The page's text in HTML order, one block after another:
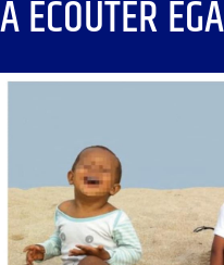
À ÉCOUTER